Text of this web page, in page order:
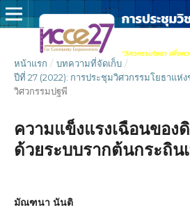
หน้าแรก / บทความที่จัดเก็บ /
ปีที่ 27 (2022): การประชุมวิศวกรรมโยธาแห่
วิศวกรรมปฐพี
ความแข็งแรงเฉือนของ
ด้วยระบบรากต้นกระถิน
มัณฑนา นันติ